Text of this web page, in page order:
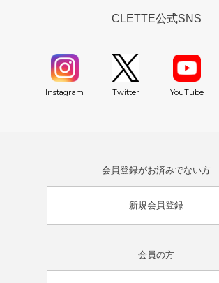
CLETTE公式SNS
Instagram Twitter YouTube
会員登録がお済みでない方
新規会員登録
会員の方